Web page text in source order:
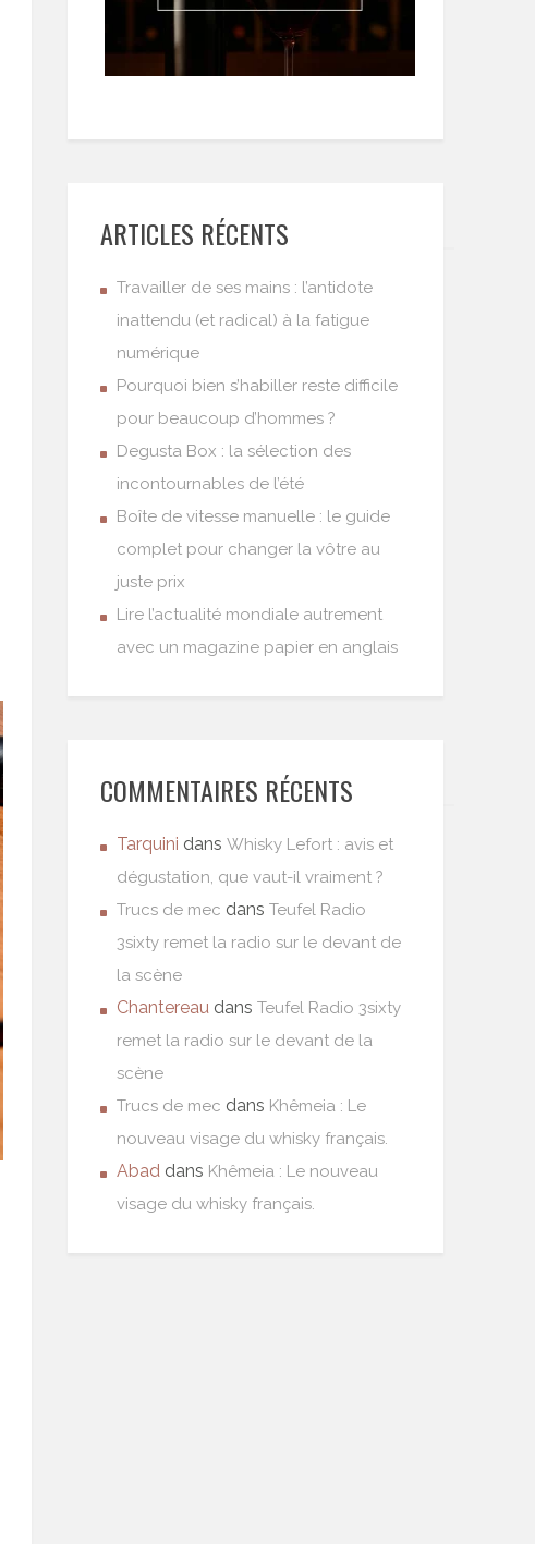
ARTICLES RÉCENTS
Travailler de ses mains : l’antidote
inattendu (et radical) à la fatigue
numérique
Pourquoi bien s’habiller reste difficile
pour beaucoup d’hommes ?
Degusta Box : la sélection des
incontournables de l’été
Boîte de vitesse manuelle : le guide
complet pour changer la vôtre au
juste prix
Lire l’actualité mondiale autrement
avec un magazine papier en anglais
COMMENTAIRES RÉCENTS
Tarquini dans Whisky Lefort : avis et
dégustation, que vaut-il vraiment ?
Trucs de mec dans Teufel Radio
3sixty remet la radio sur le devant de
la scène
Chantereau dans Teufel Radio 3sixty
remet la radio sur le devant de la
scène
Trucs de mec dans Khêmeia : Le
nouveau visage du whisky français.
Abad dans Khêmeia : Le nouveau
visage du whisky français.